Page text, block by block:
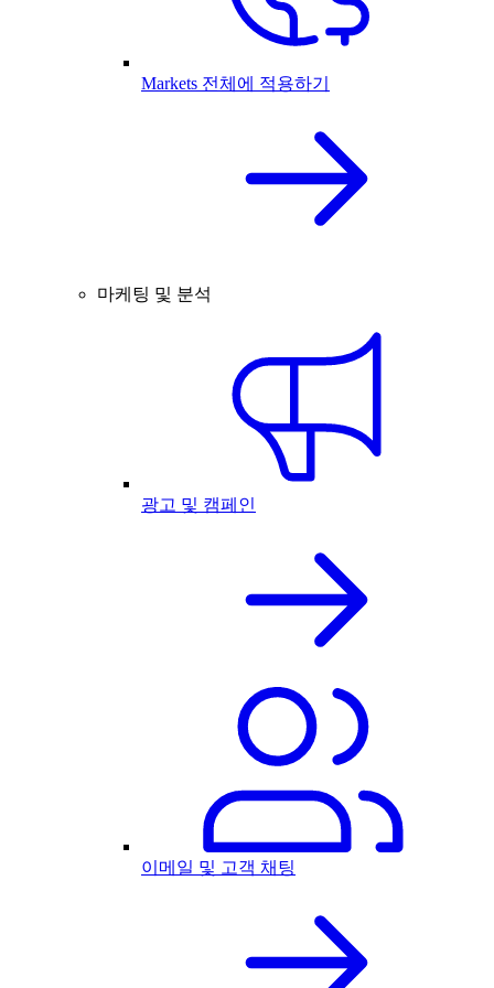
Markets 전체에 적용하기
마케팅 및 분석
광고 및 캠페인
이메일 및 고객 채팅